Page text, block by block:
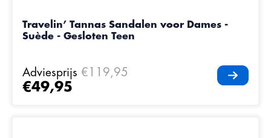
Travelin’ Tannas Sandalen voor Dames -
Suède - Gesloten Teen
Adviesprijs €119,95
€49,95